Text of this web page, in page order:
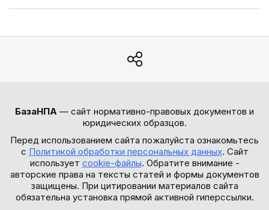
БазаНПА — сайт нормативно-правовых документов и
юридических образцов.
Перед использованием сайта пожалуйста ознакомьтесь
с Политикой обработки персональных данных. Сайт
использует cookie-файлы. Обратите внимание -
авторские права на тексты статей и формы документов
защищены. При цитировании материалов сайта
обязательна установка прямой активной гиперссылки.